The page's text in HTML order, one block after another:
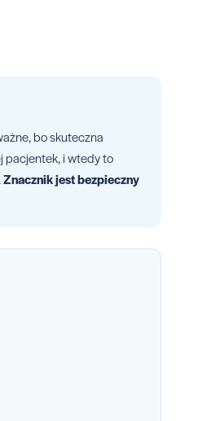
bo skuteczna
pacjentek, i wtedy to
Znacznik jest bezpieczny